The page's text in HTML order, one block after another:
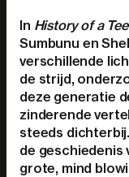
In History of a
Sumbunu en
verschillende
de strijd,
deze generatie
zinderende
steeds
de geschiedenis
grote, mind